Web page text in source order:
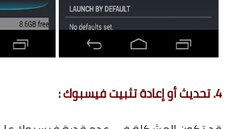
4. تحديث أو إعادة تثبيت فيسبوك :